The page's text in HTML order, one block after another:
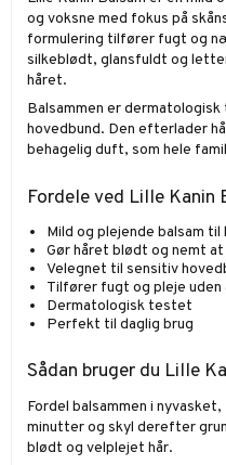
og voksne med fokus på
formulering tilfører fugt og
silkeblødt, glansfuldt og
håret.
Balsammen er
hovedbund. Den efterlader
behagelig duft, som hele
Fordele ved Lille Kanin
Mild og plejende balsam til
Gør håret blødt og nemt at
Velegnet til sensitiv
Tilfører fugt og pleje uden
Dermatologisk testet
Perfekt til daglig brug
Sådan bruger du Lille
Fordel balsammen i
minutter og skyl derefter
blødt og velplejet hår.